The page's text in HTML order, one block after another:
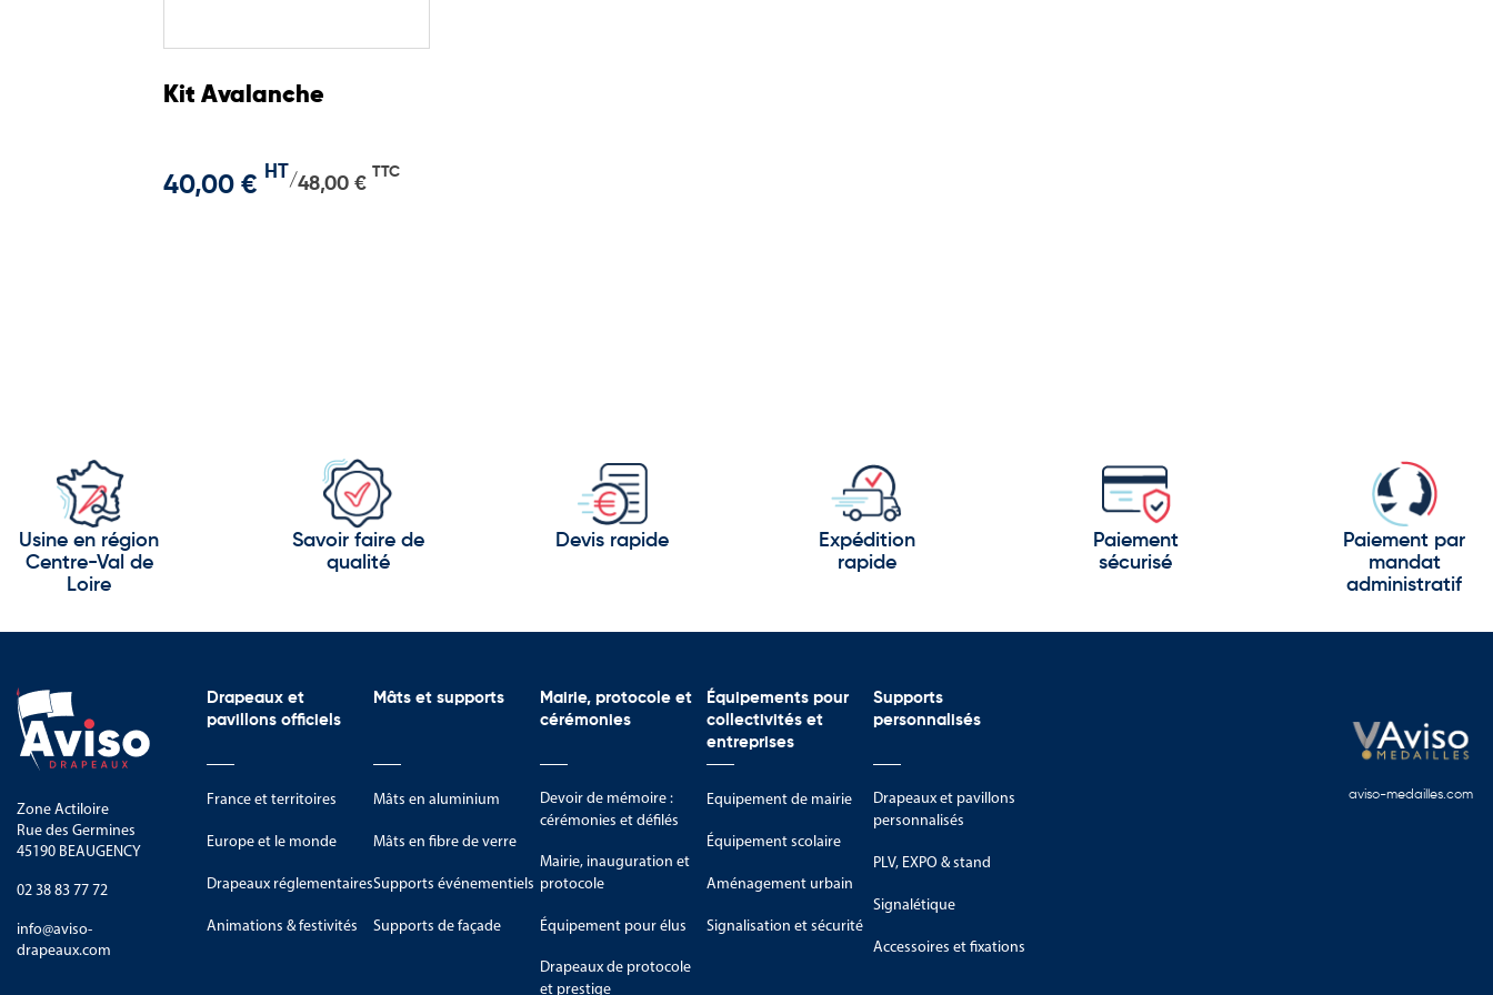
Kit Avalanche
40,00 € HT/48,00 €
TTC
Usine en région
Centre-Val de
Loire
Savoir faire de
qualité
Devis rapide
Expédition
rapide
Paiement
sécurisé
Paiement par
mandat
administratif
Zone Actiloire
Rue des Germines
45190 BEAUGENCY
02 38 83 77 72
info@aviso-
drapeaux.com
Drapeaux et
pavillons officiels
France et territoires
Europe et le monde
Drapeaux réglementaires
Animations & festivités
Mâts et supports
Mâts en aluminium
Mâts en fibre de verre
Supports événementiels
Supports de façade
Mairie, protocole et
cérémonies
Devoir de mémoire :
cérémonies et défilés
Mairie, inauguration et
protocole
Équipement pour élus
Drapeaux de protocole
et prestige
Équipements pour
collectivités et
entreprises
Equipement de mairie
Équipement scolaire
Aménagement urbain
Signalisation et sécurité
Supports
personnalisés
Drapeaux et pavillons
personnalisés
PLV, EXPO & stand
Signalétique
Accessoires et fixations
aviso-medailles.com